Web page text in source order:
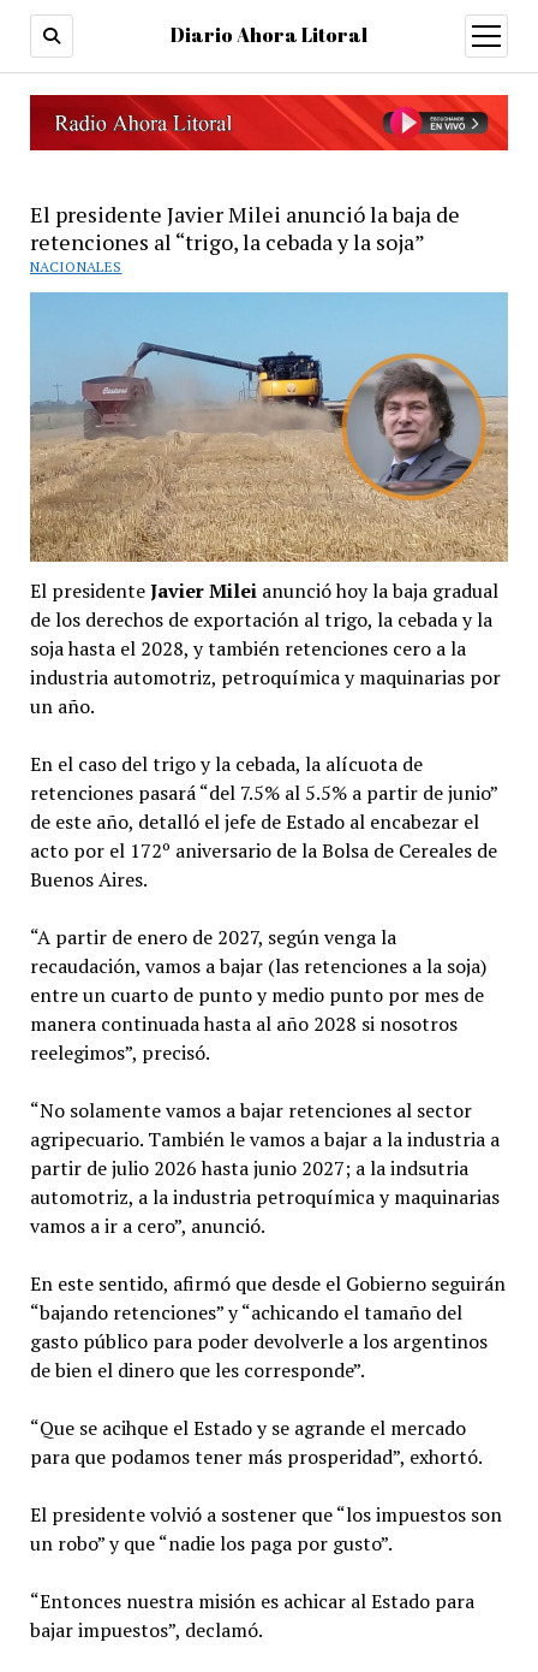
Diario Ahora Litoral
open
menu
El presidente Javier Milei anunció la baja de
retenciones al “trigo, la cebada y la soja”
NACIONALES
El presidenteJavier Mileianunció hoy la baja gradual
de los derechos de exportación al trigo, la cebada y la
soja hasta el 2028, y también retenciones cero a la
industria automotriz, petroquímica y maquinarias por
un año.
En el caso del trigo y la cebada, la alícuota de
retenciones pasará “del 7.5% al 5.5% a partir de junio”
de este año, detalló el jefe de Estado al encabezar el
acto por el 172º aniversario de la Bolsa de Cereales de
Buenos Aires.
“A partir de enero de 2027, según venga la
recaudación, vamos a bajar (las retenciones a la soja)
entre un cuarto de punto y medio punto por mes de
manera continuada hasta al año 2028 si nosotros
reelegimos”, precisó.
“No solamente vamos a bajar retenciones al sector
agripecuario. También le vamos a bajar a la industria a
partir de julio 2026 hasta junio 2027; a la indsutria
automotriz, a la industria petroquímica y maquinarias
vamos a ir a cero”, anunció.
En este sentido, afirmó que desde el Gobierno seguirán
“bajando retenciones” y “achicando el tamaño del
gasto público para poder devolverle a los argentinos
de bien el dinero que les corresponde”.
“Que se acihque el Estado y se agrande el mercado
para que podamos tener más prosperidad”, exhortó.
El presidente volvió a sostener que “los impuestos son
un robo” y que “nadie los paga por gusto”.
“Entonces nuestra misión es achicar al Estado para
bajar impuestos”, declamó.